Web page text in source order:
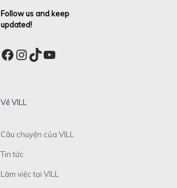
Follow us and keep
updated!
Facebook
Instagram
TikTok
YouTube
Về VILL
Câu chuyện của VILL
Tin tức
Làm việc tại VILL